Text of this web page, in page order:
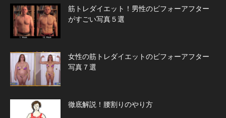
筋トレダイエット！男性のビフォーアフター
がすごい写真５選
女性の筋トレダイエットのビフォーアフター
写真７選
徹底解説！腰割りのやり方